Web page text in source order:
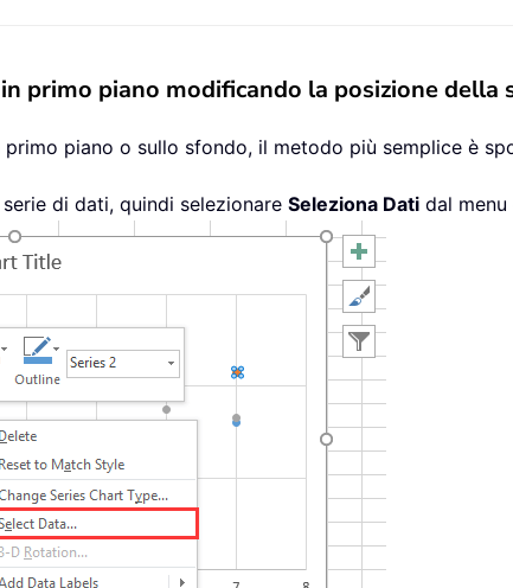
primo piano modificando la posizione della
piano o sullo sfondo, il metodo più semplice è
di dati, quindi selezionare Seleziona Dati dal menu